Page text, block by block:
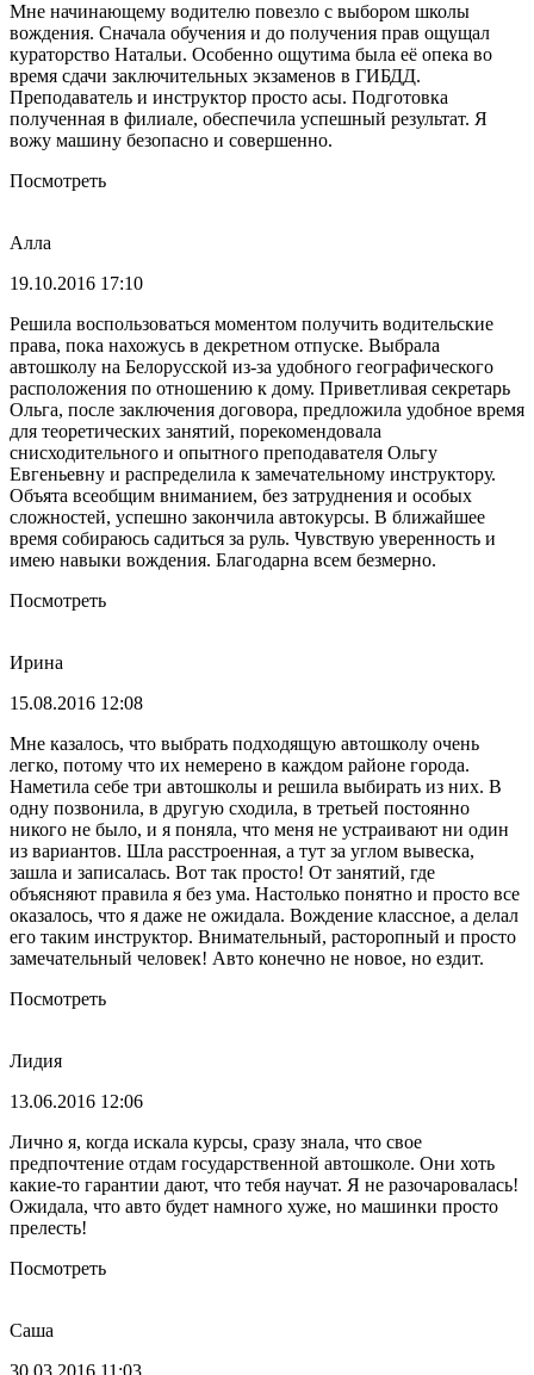
Мне начинающему водителю повезло с выбором школы
вождения. Сначала обучения и до получения прав ощущал
кураторство Натальи. Особенно ощутима была её опека во
время сдачи заключительных экзаменов в ГИБДД.
Преподаватель и инструктор просто асы. Подготовка
полученная в филиале, обеспечила успешный результат. Я
вожу машину безопасно и совершенно.
Посмотреть
Алла
19.10.2016 17:10
Решила воспользоваться моментом получить водительские
права, пока нахожусь в декретном отпуске. Выбрала
автошколу на Белорусской из-за удобного географического
расположения по отношению к дому. Приветливая секретарь
Ольга, после заключения договора, предложила удобное время
для теоретических занятий, порекомендовала
снисходительного и опытного преподавателя Ольгу
Евгеньевну и распределила к замечательному инструктору.
Объята всеобщим вниманием, без затруднения и особых
сложностей, успешно закончила автокурсы. В ближайшее
время собираюсь садиться за руль. Чувствую уверенность и
имею навыки вождения. Благодарна всем безмерно.
Посмотреть
Ирина
15.08.2016 12:08
Мне казалось, что выбрать подходящую автошколу очень
легко, потому что их немерено в каждом районе города.
Наметила себе три автошколы и решила выбирать из них. В
одну позвонила, в другую сходила, в третьей постоянно
никого не было, и я поняла, что меня не устраивают ни один
из вариантов. Шла расстроенная, а тут за углом вывеска,
зашла и записалась. Вот так просто! От занятий, где
объясняют правила я без ума. Настолько понятно и просто все
оказалось, что я даже не ожидала. Вождение классное, а делал
его таким инструктор. Внимательный, расторопный и просто
замечательный человек! Авто конечно не новое, но ездит.
Посмотреть
Лидия
13.06.2016 12:06
Лично я, когда искала курсы, сразу знала, что свое
предпочтение отдам государственной автошколе. Они хоть
какие-то гарантии дают, что тебя научат. Я не разочаровалась!
Ожидала, что авто будет намного хуже, но машинки просто
прелесть!
Посмотреть
Саша